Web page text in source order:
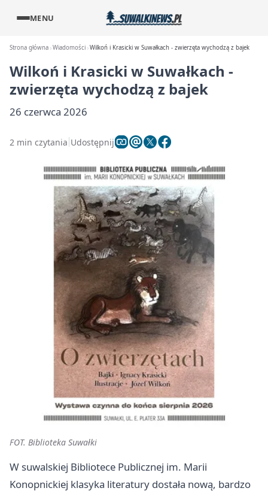
MENU
Strona główna Wiadomości Wilkoń i Krasicki w Suwałkach - zwierzęta wychodzą z bajek
Wilkoń i Krasicki w Suwałkach -
zwierzęta wychodzą z bajek
26 czerwca 2026
2 min czytania Udostępnij
FOT. Biblioteka Suwałki
W suwalskiej Bibliotece Publicznej im. Marii
Konopnickiej klasyka literatury dostała nową, bardzo